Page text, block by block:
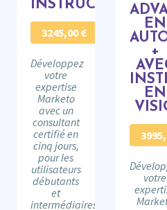
INSTRUCTEUR
3245,00€
Développez
votre
expertise
Marketo
avec un
consultant
certifié en
cinq jours,
pour les
utilisateurs
débutants
et
intermédiaires.
EN
+
EN
votre